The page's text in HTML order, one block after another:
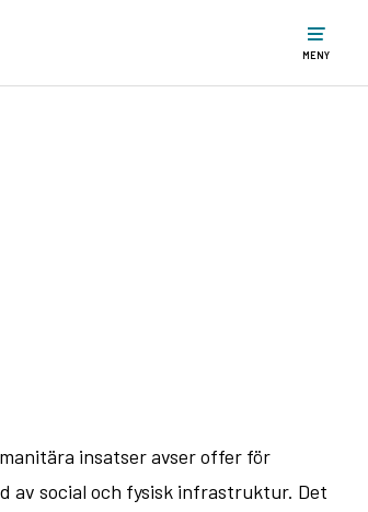
har angivits. Piltangenterna uppåt och
MENY
insatser avser offer för
av social och fysisk infrastruktur. Det